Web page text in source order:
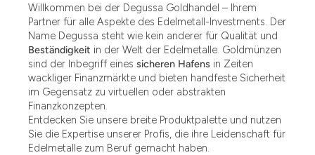
Willkommen bei der Degussa Goldhandel – Ihrem
Partner für alle Aspekte des Edelmetall-Investments. Der
Name Degussa steht wie kein anderer für Qualität und
Beständigkeit in der Welt der Edelmetalle. Goldmünzen
sind der Inbegriff eines sicheren Hafens in Zeiten
wackliger Finanzmärkte und bieten handfeste Sicherheit
im Gegensatz zu virtuellen oder abstrakten
Finanzkonzepten.
Entdecken Sie unsere breite Produktpalette und nutzen
Sie die Expertise unserer Profis, die ihre Leidenschaft für
Edelmetalle zum Beruf gemacht haben.